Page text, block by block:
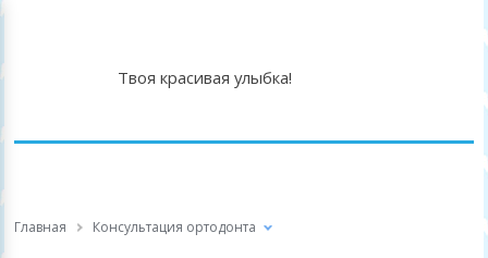
Твоя красивая улыбка!
Главная Консультация ортодонта